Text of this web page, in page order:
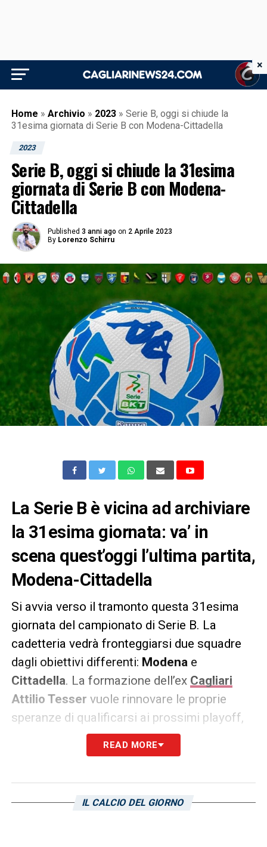
Home » Archivio » 2023 » Serie B, oggi si chiude la
31esima giornata di Serie B con Modena-Cittadella
2023
Serie B, oggi si chiude la 31esima
giornata di Serie B con Modena-
Cittadella
Published 3 anni ago on 2 Aprile 2023
By Lorenzo Schirru
La Serie B è vicina ad archiviare
la 31esima giornata: va’ in
scena quest’oggi l’ultima partita,
Modena-Cittadella
Si avvia verso il tramonto questa 31esima
giornata del campionato di Serie B. La
cadetteria vedrà fronteggiarsi due squadre
dagli obiettivi differenti: Modena e
Cittadella. La formazione dell’ex Cagliari
Attilio Tesser vuole rinnovare le proprie
speranze di qualificarsi ai prossimi playoff,
mentre il Cittadella, con una vittoria, si
allontanerebbe dalla zona playout e
READ MORE
IL CALCIO DEL GIORNO
×